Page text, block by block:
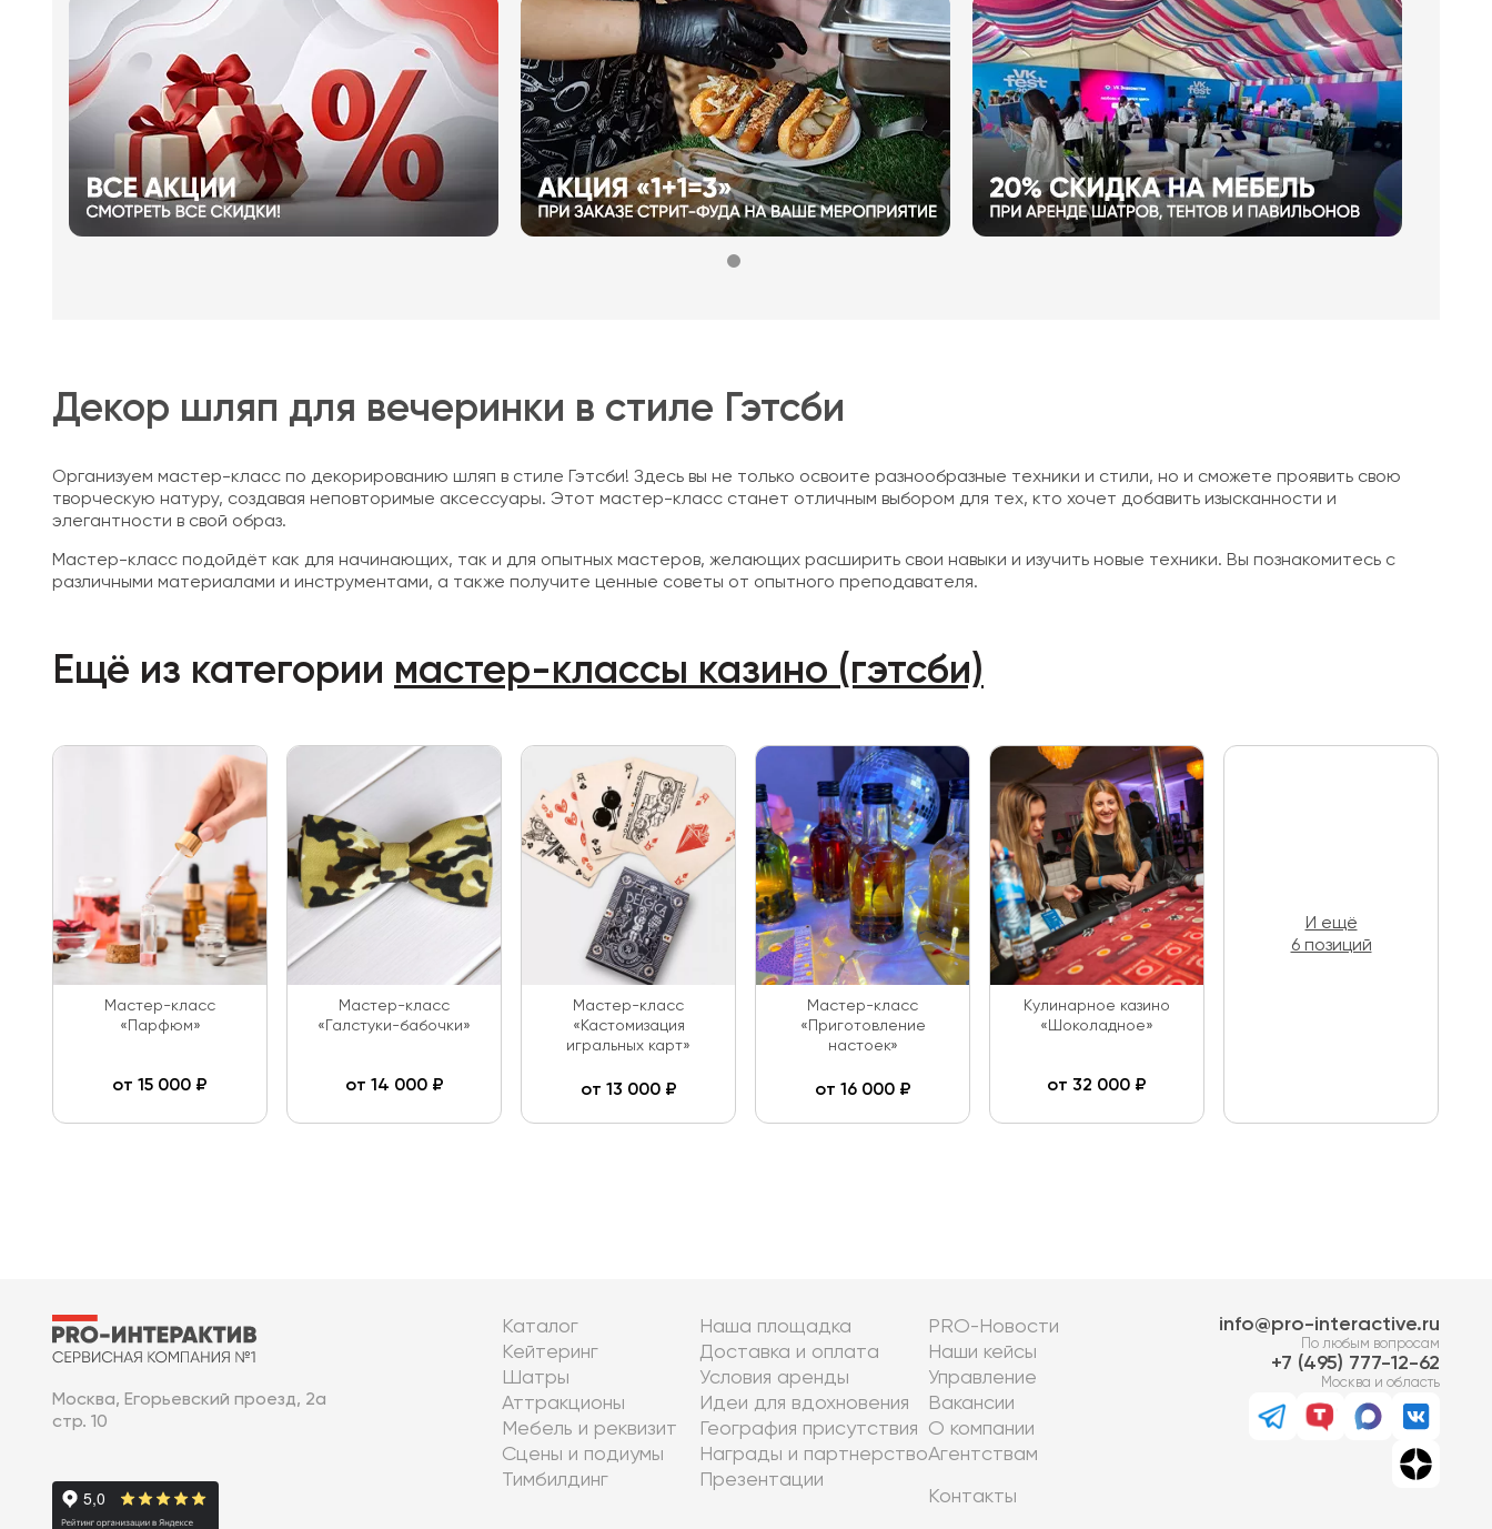
Декор шляп для вечеринки в стиле Гэтсби
Организуем мастер-класс по декорированию шляп в стиле Гэтсби! Здесь вы не только освоите разнообразные техники и стили, но и сможете проявить свою
творческую натуру, создавая неповторимые аксессуары. Этот мастер-класс станет отличным выбором для тех, кто хочет добавить изысканности и
элегантности в свой образ.
Мастер-класс подойдёт как для начинающих, так и для опытных мастеров, желающих расширить свои навыки и изучить новые техники. Вы познакомитесь с
различными материалами и инструментами, а также получите ценные советы от опытного преподавателя.
Ещё из категории мастер-классы казино (гэтсби)
Мастер-класс
«Парфюм»
от 15 000 ₽
Мастер-класс
«Галстуки-бабочки»
от 14 000₽
Мастер-класс
«Кастомизация
игральных карт»
от 13 000₽
Мастер-класс
«Приготовление
настоек»
от 16 000₽
Кулинарное казино
«Шоколадное»
от 32 000 ₽
И ещё
6 позиций
Москва, Егорьевский проезд, 2а
стр. 10
Каталог
Кейтеринг
Шатры
Аттракционы
Мебель и реквизит
Сцены и подиумы
Тимбилдинг
Наша площадка
Доставка и оплата
Условия аренды
Идеи для вдохновения
География присутствия
Награды и партнерство
Презентации
PRO-Новости
Наши кейсы
Управление
Вакансии
О компании
Агентствам
Контакты
info@pro-interactive.ru
По любым вопросам
7 (495) 777-12-62
Москва и область